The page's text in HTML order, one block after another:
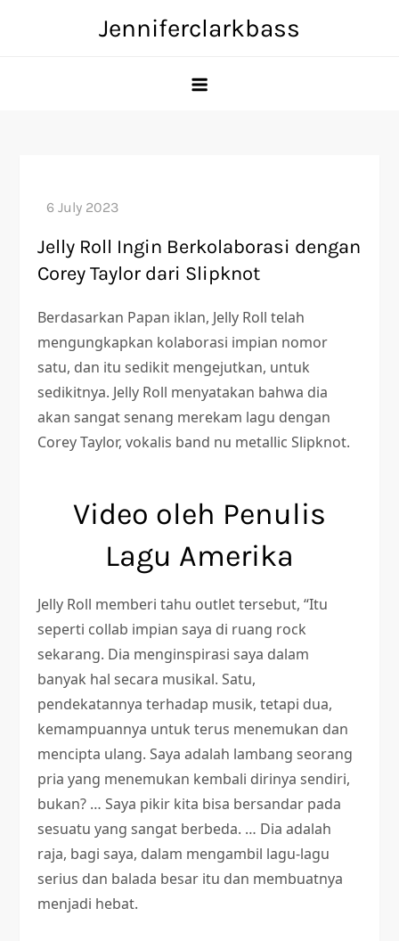
Jenniferclarkbass
Jelly Roll Ingin Berkolaborasi dengan
Corey Taylor dari Slipknot
Berdasarkan Papan iklan, Jelly Roll telah
mengungkapkan kolaborasi impian nomor
satu, dan itu sedikit mengejutkan, untuk
sedikitnya. Jelly Roll menyatakan bahwa dia
akan sangat senang merekam lagu dengan
Corey Taylor, vokalis band nu metallic Slipknot.
Video oleh Penulis
Lagu Amerika
Jelly Roll memberi tahu outlet tersebut, “Itu
seperti collab impian saya di ruang rock
sekarang. Dia menginspirasi saya dalam
banyak hal secara musikal. Satu,
pendekatannya terhadap musik, tetapi dua,
kemampuannya untuk terus menemukan dan
mencipta ulang. Saya adalah lambang seorang
pria yang menemukan kembali dirinya sendiri,
bukan? … Saya pikir kita bisa bersandar pada
sesuatu yang sangat berbeda. … Dia adalah
raja, bagi saya, dalam mengambil lagu-lagu
serius dan balada besar itu dan membuatnya
menjadi hebat.